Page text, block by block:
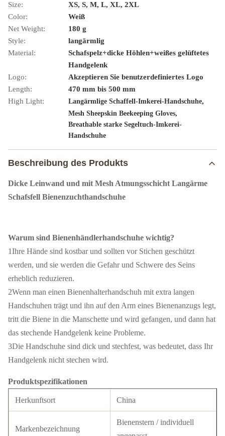
Size:
XS, S, M, L, XL, 2XL
Color:
Weiß
Net Weight:
180 g
Style:
langärmlig
Material:
Schafspelz+dicke Höhlen+weißes gelüftetes
Handgelenk
Logo:
Akzeptieren Sie benutzerdefiniertes Logo
Length:
470 mm bis 500 mm
High Light:
Langärmlige Schaffell-Imkerei-Handschuhe,
Mesh Sheepskin Beekeeping Gloves,
Breathable starke Segeltuch-Imkerei-
Handschuhe
Beschreibung des Produkts
Dicke Leinwand und mit Mesh Atmungsschicht Langärme
Schafsfell Bienenzuchthandschuhe
Warum sind Bienenhändlerhandschuhe wichtig?
1Ihre Hände sind kostbar und sollten vor Stichen geschützt
werden, und sie werden die Gefahr und Schwere des Seins
erheblich reduzieren.
2Wenn man einen Bienenhalterhandschuh mit extra langen
Handschuhen trägt und ihn auf den Arm eines Bienenanzugs legt,
tritt die Biene in die Manschette und wird gefangen, und dann hat
das stechende Handgelenk keine Probleme.
3Die Handschuhe sind dick und stechfest, was bedeutet, dass Ihr
Handgelenk nicht stechen wird.
Produktspezifikationen
Herkunftsort China
Markenbezeichnung
Bienenstern / individuell